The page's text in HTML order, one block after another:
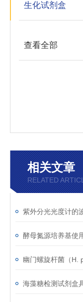
生化试剂盒
查看全部
相关文章
RELATED
酵母氮源培养基使